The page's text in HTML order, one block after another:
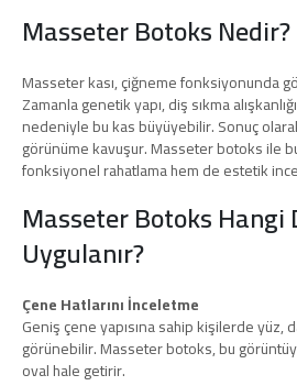
Masseter Botoks Nedir?
Masseter kası, çiğneme fonksiyonunda
Zamanla genetik yapı, diş sıkma
nedeniyle bu kas büyüyebilir. Sonuç
görünüme kavuşur. Masseter botoks ile
fonksiyonel rahatlama hem de estetik
Masseter Botoks
Uygulanır?
Çene Hatlarını İnceletme
Geniş çene yapısına sahip kişilerde yüz,
görünebilir. Masseter botoks, bu
oval hale getirir.